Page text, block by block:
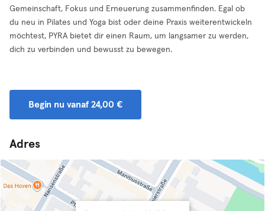
Gemeinschaft, Fokus und Erneuerung zusammenfinden. Egal ob
du neu in Pilates und Yoga bist oder deine Praxis weiterentwickeln
möchtest, PYRA bietet dir einen Raum, um langsamer zu werden,
dich zu verbinden und bewusst zu bewegen.
Begin nu vanaf 24,00 €
Adres